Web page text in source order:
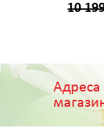
10
Адреса